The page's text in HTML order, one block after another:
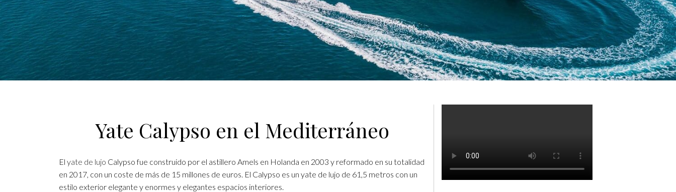
Yate Calypso en el Mediterráneo
El yate de lujo Calypso fue construido por el astillero Amels en Holanda en 2003 y reformado en su totalidad
en 2017, con un coste de más de 15 millones de euros. El Calypso es un yate de lujo de 61,5 metros con un
estilo exterior elegante y enormes y elegantes espacios interiores.